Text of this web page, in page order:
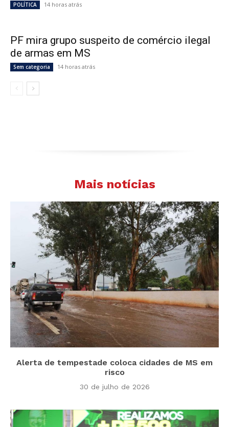
POLÍTICA 14 horas atrás
PF mira grupo suspeito de comércio ilegal
de armas em MS
Sem categoria 14 horas atrás
Mais notícias
Alerta de tempestade coloca cidades de MS em
risco
30 de julho de 2026